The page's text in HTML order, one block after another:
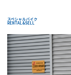
TECHNIX
スペシャルバイク
RENTAL&SELL